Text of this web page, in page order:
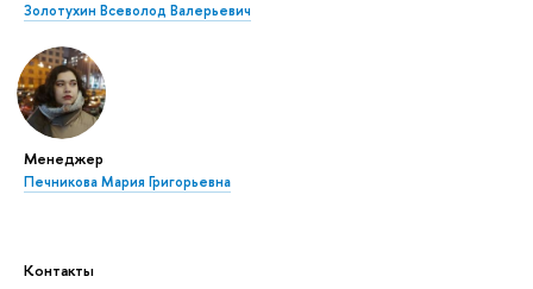
Золотухин Всеволод Валерьевич
Менеджер
Печникова Мария Григорьевна
Контакты